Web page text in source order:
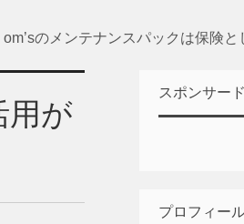
om’sのメンテナンスパックは保険と
用が
スポンサー
プロフィー